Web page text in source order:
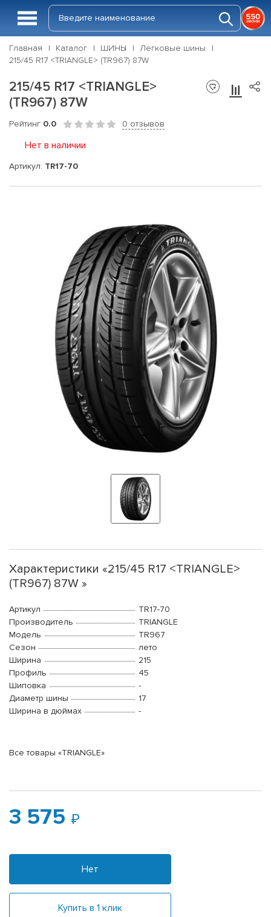
Главная Каталог ШИНЫ
Легковые шины
215/45 R17 <TRIANGLE> (TR967) 87W
215/45 R17 <TRIANGLE>
(TR967) 87W
Рейтинг 0.0 0 отзывов
Нет в наличии
Артикул: TR17-70
Характеристики «215/45 R17 <TRIANGLE>
(TR967) 87W »
Артикул
TR17-70
Производитель
TRIANGLE
Модель
TR967
Сезон
лето
Ширина
215
Профиль
45
Шиповка
-
Диаметр шины
17
Ширина в дюймах
-
Все товары «TRIANGLE»
3 575
Нет
Купить в 1 клик